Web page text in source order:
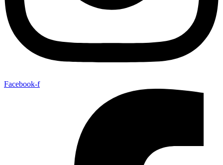
Facebook-f